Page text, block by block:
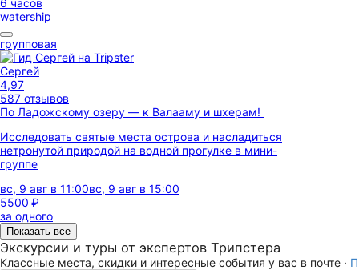
6 часов
watership
групповая
Сергей
4,97
587 отзывов
По Ладожскому озеру — к Валааму и шхерам!
Исследовать святые места острова и насладиться
нетронутой природой на водной прогулке в мини-
группе
вс, 9 авг в 11:00вс, 9 авг в 15:00
5500 ₽
за одного
Показать все
Экскурсии и туры от экспертов Трипстера
Классные места, скидки и интересные события у вас в почте ·